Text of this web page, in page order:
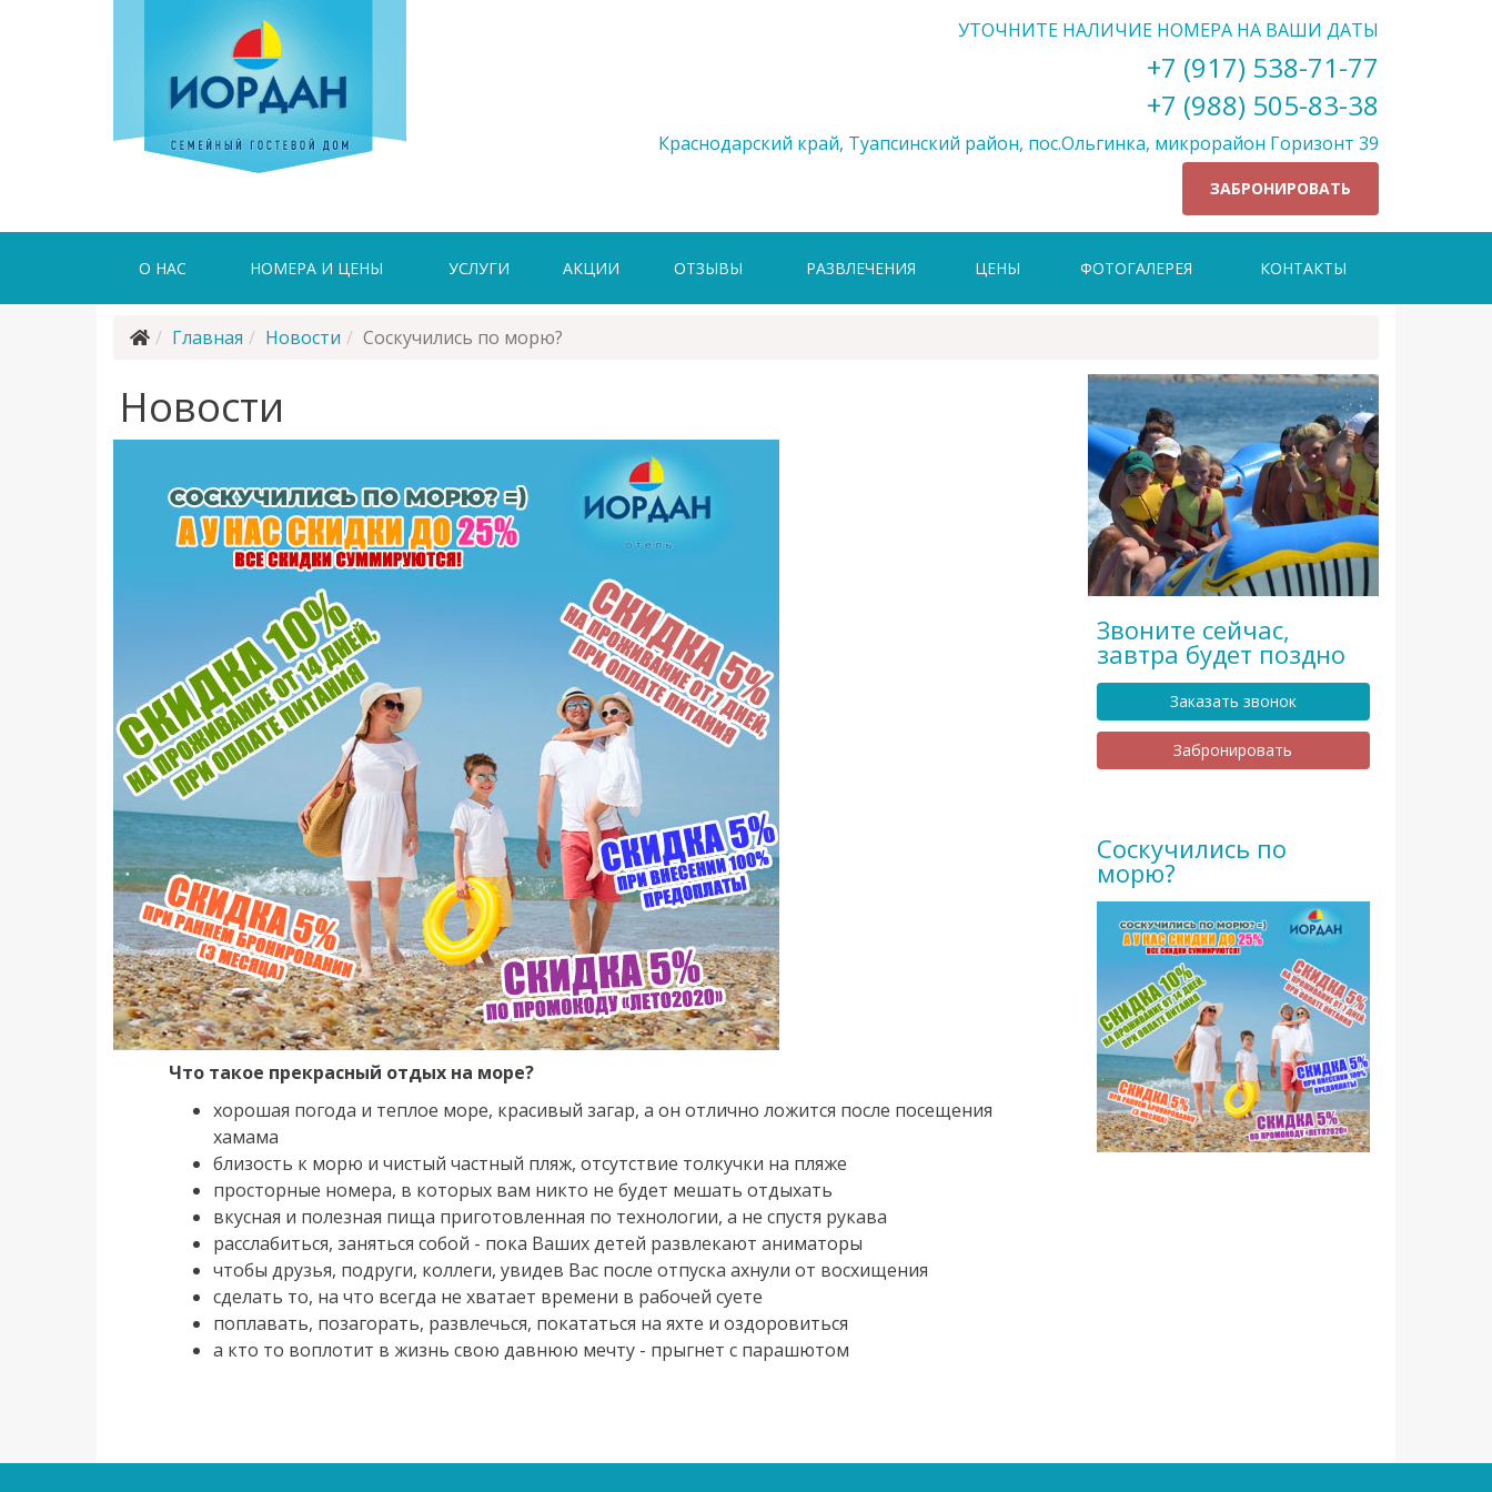
УТОЧНИТЕ НАЛИЧИЕ НОМЕРА НА ВАШИ ДАТЫ
+7 (917) 538-71-77
+7 (988) 505-83-38
Краснодарский край, Туапсинский район, пос.Ольгинка, микрорайон Горизонт 39
ЗАБРОНИРОВАТЬ
О НАС НОМЕРА И ЦЕНЫ УСЛУГИ АКЦИИ ОТЗЫВЫ РАЗВЛЕЧЕНИЯ ЦЕНЫ ФОТОГАЛЕРЕЯ КОНТАКТЫ
Главная Новости Соскучились по морю?
Новости
Что такое прекрасный отдых на море?
хорошая погода и теплое море, красивый загар, а он отлично ложится после посещения
хамама
близость к морю и чистый частный пляж, отсутствие толкучки на пляже
просторные номера, в которых вам никто не будет мешать отдыхать
вкусная и полезная пища приготовленная по технологии, а не спустя рукава
расслабиться, заняться собой - пока Ваших детей развлекают аниматоры​
чтобы друзья, подруги, коллеги, увидев Вас после отпуска ахнули от восхищения
сделать то, на что всегда не хватает времени в рабочей суете
поплавать, позагорать, развлечься, покататься на яхте и оздоровиться
а кто то воплотит в жизнь свою давнюю мечту - прыгнет с парашютом
Звоните сейчас,
завтра будет поздно
Заказать звонок
Забронировать
Соскучились по
морю?